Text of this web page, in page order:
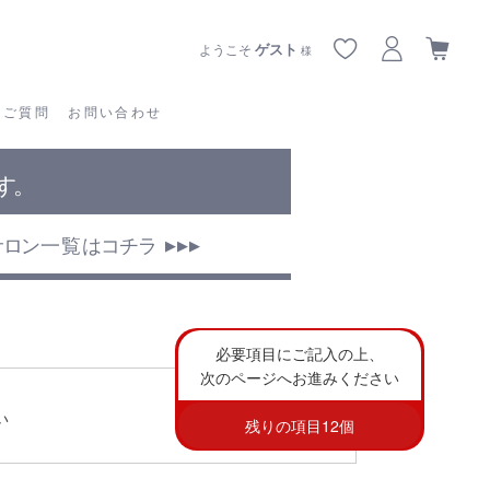
質問 お問い合わせ
ようこそゲスト 様
必要項目にご記入の上、
次のページへお進みください
残りの項目12個